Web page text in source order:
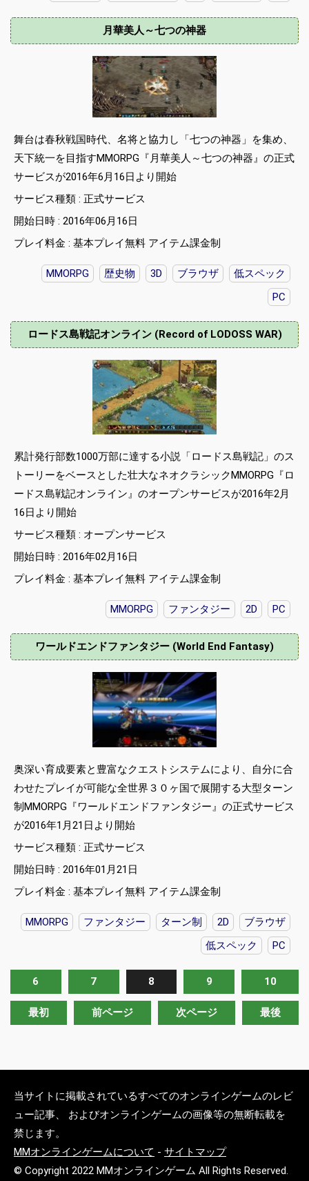
月華美人～七つの神器
舞台は春秋戦国時代、名将と協力し「七つの神器」を集め、
天下統一を目指すMMORPG『月華美人～七つの神器』の正式
サービスが2016年6月16日より開始
サービス種類 : 正式サービス
開始日時 : 2016年06月16日
プレイ料金 : 基本プレイ無料 アイテム課金制
MMORPG 歴史物 3D ブラウザ
低スペック
PC
ロードス島戦記オンライン (Record of LODOSS WAR)
累計発行部数1000万部に達する小説「ロードス島戦記」のス
トーリーをベースとした壮大なネオクラシックMMORPG『ロ
ードス島戦記オンライン』のオープンサービスが2016年2月
16日より開始
サービス種類 : オープンサービス
開始日時 : 2016年02月16日
プレイ料金 : 基本プレイ無料 アイテム課金制
MMORPG ファンタジー 2D PC
ワールドエンドファンタジー (World End Fantasy)
奥深い育成要素と豊富なクエストシステムにより、自分に合
わせたプレイが可能な全世界３０ヶ国で展開する大型ターン
制MMORPG『ワールドエンドファンタジー』の正式サービス
が2016年1月21日より開始
サービス種類 : 正式サービス
開始日時 : 2016年01月21日
プレイ料金 : 基本プレイ無料 アイテム課金制
MMORPG ファンタジー ターン制 2D
ブラウザ
低スペック
PC
6 7 8 9 10
最初 前ページ 次ページ 最後
当サイトに掲載されているすべてのオンラインゲームのレビ
ュー記事、 およびオンラインゲームの画像等の無断転載を
禁じます。
MMオンラインゲームについて - サイトマップ
© Copyright 2022 MMオンラインゲーム All Rights Reserved.